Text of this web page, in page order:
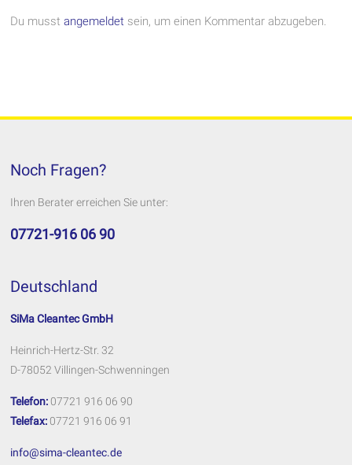
Du musstangemeldet sein, um einen Kommentar abzugeben.
Noch Fragen?
Ihren Berater erreichen Sie unter:
07721-916 06 90
Deutschland
SiMa Cleantec GmbH
Heinrich-Hertz-Str. 32
D-78052 Villingen-Schwenningen
Telefon: 07721 916 06 90
Telefax: 07721 916 06 91
info@sima-cleantec.de